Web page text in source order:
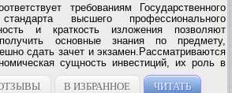
требованиям Государственного
стандарта высшего профессионального
и краткость изложения позволяют
основные знания по предмету,
сдать зачет и экзамен.Рассматриваются
сущность инвестиций, их роль в
методы финансирования инвестиционных
и...
В ИЗБРАННОЕ ЧИТАТЬ